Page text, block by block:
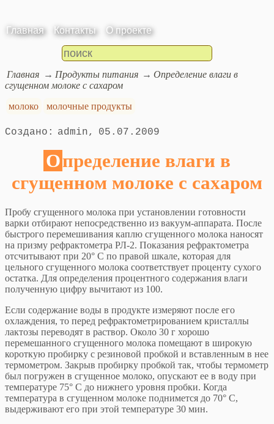
Главная Контакты О проекте
Главная Продукты питания
Определение влаги в
сгущенном молоке с сахаром
молоко
молочные продукты
admin 05.07.2009
Определение влаги в
сгущенном молоке с сахаром
Пробу сгущенного молока при установлении готовности
варки отбирают непосредственно из вакуум-аппарата. После
быстрого перемешивания каплю сгущенного молока наносят
на призму рефрактометра РЛ-2. Показания рефрактометра
отсчитывают при 20° С по правой шкале, которая для
цельного сгущенного молока соответствует проценту сухого
остатка. Для определения процентного содержания влаги
полученную цифру вычитают из 100.
Если содержание воды в продукте измеряют после его
охлаждения, то перед рефрактометрированием кристаллы
лактозы переводят в раствор. Около 30 г хорошо
перемешанного сгущенного молока помещают в широкую
короткую пробирку с резиновой пробкой и вставленным в нее
термометром. Закрыв пробирку пробкой так, чтобы термометр
был погружен в сгущенное молоко, опускают ее в воду при
температуре 75° С до нижнего уровня пробки. Когда
температура в сгущенном молоке поднимется до 70° С,
выдерживают его при этой температуре 30 мин.